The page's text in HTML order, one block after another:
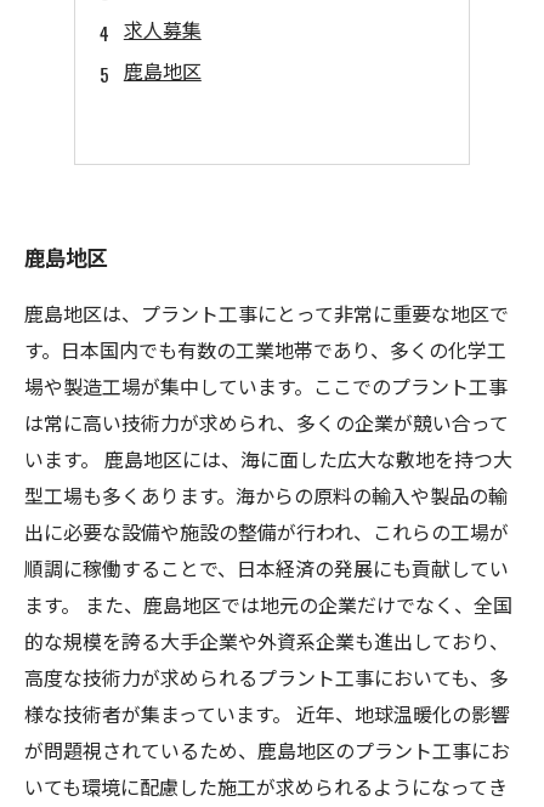
求人募集
鹿島地区
鹿島地区
鹿島地区は、プラント工事にとって非常に重要な地区で
す。日本国内でも有数の工業地帯であり、多くの化学工
場や製造工場が集中しています。ここでのプラント工事
は常に高い技術力が求められ、多くの企業が競い合って
います。 鹿島地区には、海に面した広大な敷地を持つ大
型工場も多くあります。海からの原料の輸入や製品の輸
出に必要な設備や施設の整備が行われ、これらの工場が
順調に稼働することで、日本経済の発展にも貢献してい
ます。 また、鹿島地区では地元の企業だけでなく、全国
的な規模を誇る大手企業や外資系企業も進出しており、
高度な技術力が求められるプラント工事においても、多
様な技術者が集まっています。 近年、地球温暖化の影響
が問題視されているため、鹿島地区のプラント工事にお
いても環境に配慮した施工が求められるようになってき